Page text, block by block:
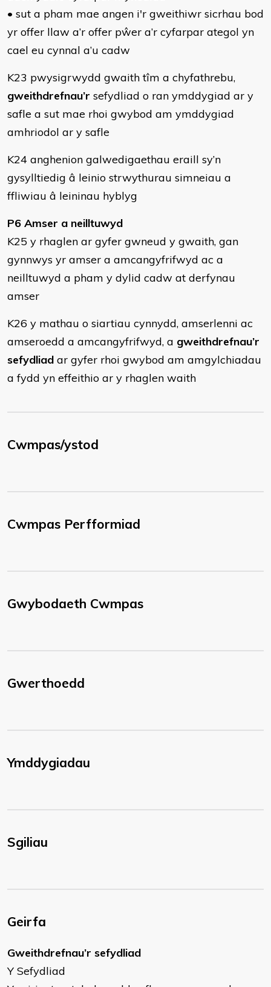
• sut a pham mae angen i'r gweithiwr sicrhau bod
yr offer llaw a’r offer pŵer a’r cyfarpar ategol yn
cael eu cynnal a’u cadw
K23 pwysigrwydd gwaith tîm a chyfathrebu,
gweithdrefnau’r sefydliad o ran ymddygiad ar y
safle a sut mae rhoi gwybod am ymddygiad
amhriodol ar y safle
K24 anghenion galwedigaethau eraill sy’n
gysylltiedig â leinio strwythurau simneiau a
ffliwiau â leininau hyblyg
P6 Amser a neilltuwyd
K25 y rhaglen ar gyfer gwneud y gwaith, gan
gynnwys yr amser a amcangyfrifwyd ac a
neilltuwyd a pham y dylid cadw at derfynau
amser
K26 y mathau o siartiau cynnydd, amserlenni ac
amseroedd a amcangyfrifwyd, a gweithdrefnau’r
sefydliad ar gyfer rhoi gwybod am amgylchiadau
a fydd yn effeithio ar y rhaglen waith
Cwmpas/ystod
Cwmpas Perfformiad
Gwybodaeth Cwmpas
Gwerthoedd
Ymddygiadau
Sgiliau
Geirfa
Gweithdrefnau’r sefydliad
Y Sefydliad